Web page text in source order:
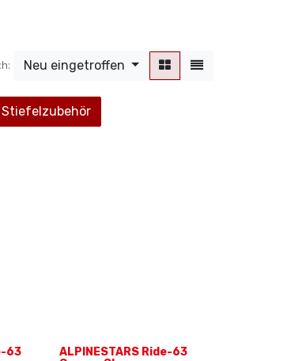
Neu eingetroffen
Stiefelzubehör
63
ALPINESTARS Ride-63